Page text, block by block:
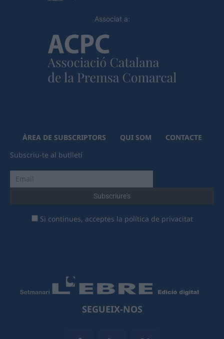
Associat a:
ÀREA DE SUBSCRIPTORS QUI SOM
CONTACTE
Subscriu-te al butlletí
Si continues, acceptes la política de privacitat
SEGUEIX-NOS